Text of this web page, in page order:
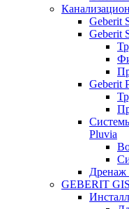
Geberit
Geberit
Geberit
Pluvia
Дренаж
GEBERIT GIS